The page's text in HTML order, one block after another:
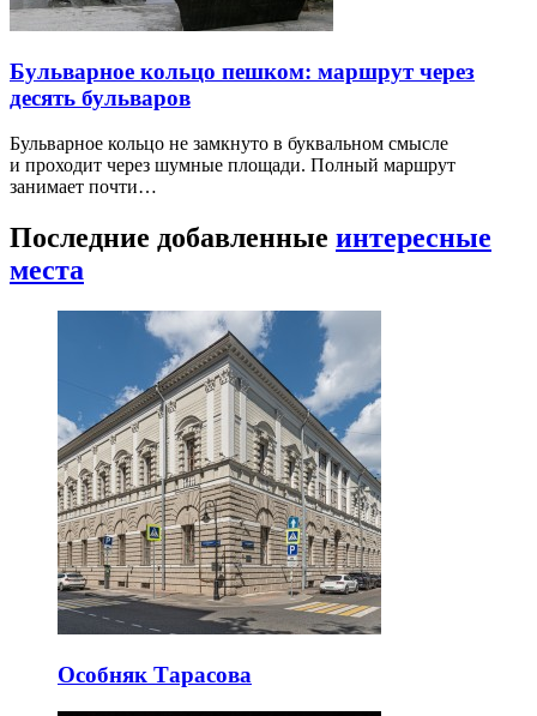
Бульварное кольцо пешком: маршрут через
десять бульваров
Бульварное кольцо не замкнуто в буквальном смысле
и проходит через шумные площади. Полный маршрут
занимает почти…
Последние добавленные интересные
места
Особняк Тарасова